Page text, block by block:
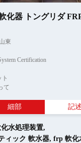
化器 トングリダ
東
Certification
て
細部 記述
化水処理装置,
ィック 軟水器, frp 軟化